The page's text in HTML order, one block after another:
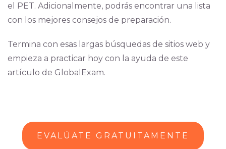
el PET. Adicionalmente, podrás encontrar una lista
con los mejores consejos de preparación.
Termina con esas largas búsquedas de sitios web y
empieza a practicar hoy con la ayuda de este
artículo de GlobalExam.
EVALÚATE GRATUITAMENTE